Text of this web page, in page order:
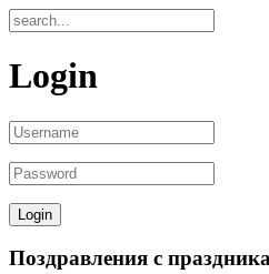
Login
Поздравления с